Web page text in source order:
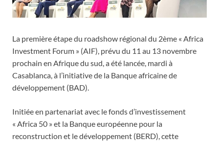
La première étape du roadshow régional du 2ème « Africa
Investment Forum » (AIF), prévu du 11 au 13 novembre
prochain en Afrique du sud, a été lancée, mardi à
Casablanca, à l’initiative de la Banque africaine de
développement (BAD).
Initiée en partenariat avec le fonds d’investissement
« Africa 50 » et la Banque européenne pour la
reconstruction et le développement (BERD), cette